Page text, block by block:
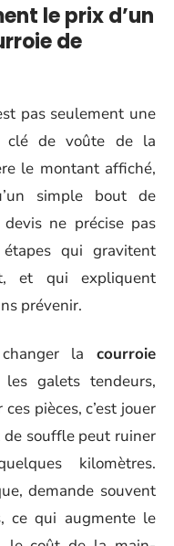
le prix d’un
de
pas seulement une
clé de voûte de la
le montant affiché,
simple bout de
ne précise pas
qui gravitent
et qui expliquent
prévenir.
la courroie
galets tendeurs,
ces pièces, c’est jouer
souffle peut ruiner
kilomètres.
demande souvent
ce qui augmente le